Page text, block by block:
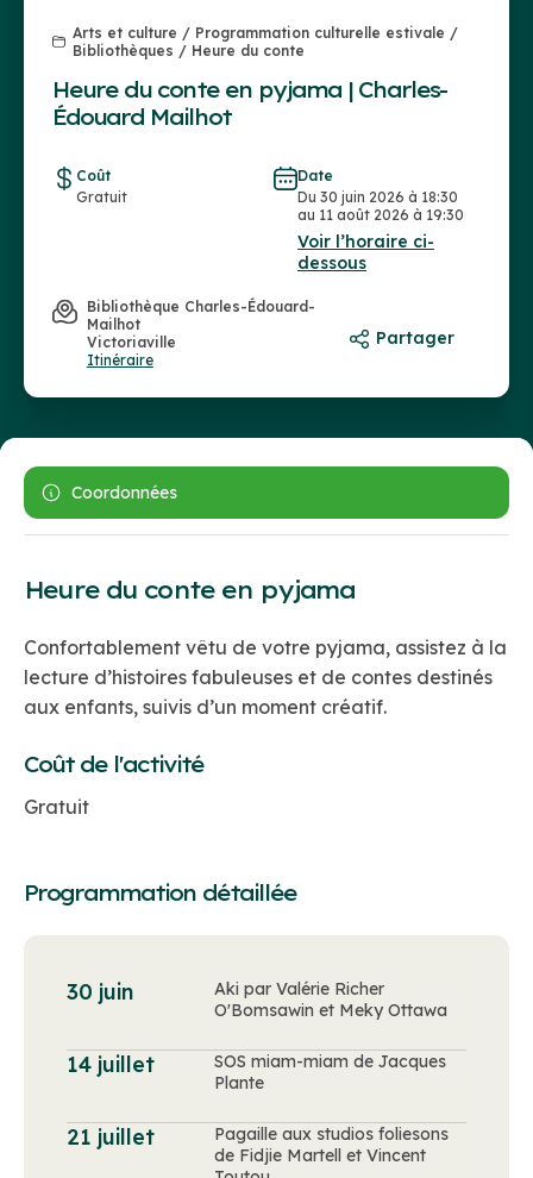
Arts et culture / Programmation culturelle estivale /
Bibliothèques / Heure du conte
Heure du conte en pyjama | Charles-
Édouard Mailhot
Coût
Gratuit
Date
Du 30 juin 2026 à 18:30
au 11 août 2026 à 19:30
Voir l’horaire ci-
dessous
Bibliothèque Charles-Édouard-
Mailhot
Victoriaville
Itinéraire
Partager
Coordonnées
Heure du conte en pyjama
Confortablement vêtu de votre pyjama, assistez à la
lecture d’histoires fabuleuses et de contes destinés
aux enfants, suivis d’un moment créatif.
Coût de l'activité
Gratuit
Programmation détaillée
30 juin
Aki par Valérie Richer
O'Bomsawin et Meky Ottawa
14 juillet
SOS miam-miam de Jacques
Plante
21 juillet
Pagaille aux studios foliesons
de Fidjie Martell et Vincent